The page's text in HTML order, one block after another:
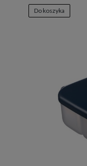
Do koszyka